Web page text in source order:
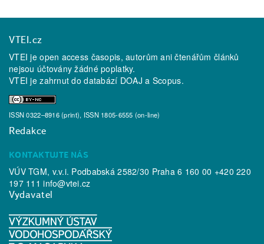
VTEI.cz
VTEI je open access časopis, autorům ani čtenářům článků
nejsou účtovány žádné poplatky.
VTEI je zahrnut do databází DOAJ a Scopus.
ISSN 0322–8916 (print), ISSN 1805-6555 (on-line)
Redakce
KONTAKTUJTE NÁS
VÚV TGM, v.v.i. Podbabská 2582/30 Praha 6 160 00 +420 220
197 111info@vtei.cz
Vydavatel